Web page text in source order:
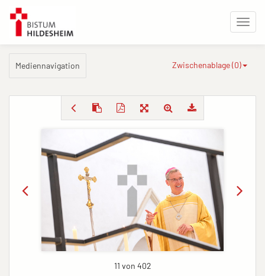
Mediennavigation Zwischenablage (0)
11 von 402